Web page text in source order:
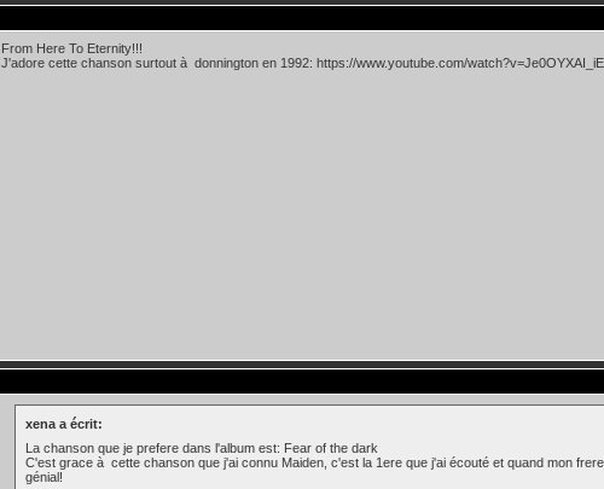
From Here To Eternity!!!
J'adore cette chanson surtout à donnington en 1992: https://www.youtube.com/watch?v=Je0OYXAI_iE
xena a écrit:
La chanson que je prefere dans l'album est: Fear of the dark
C'est grace à cette chanson que j'ai connu Maiden, c'est la 1ere que j'ai écouté et quand mon
génial!